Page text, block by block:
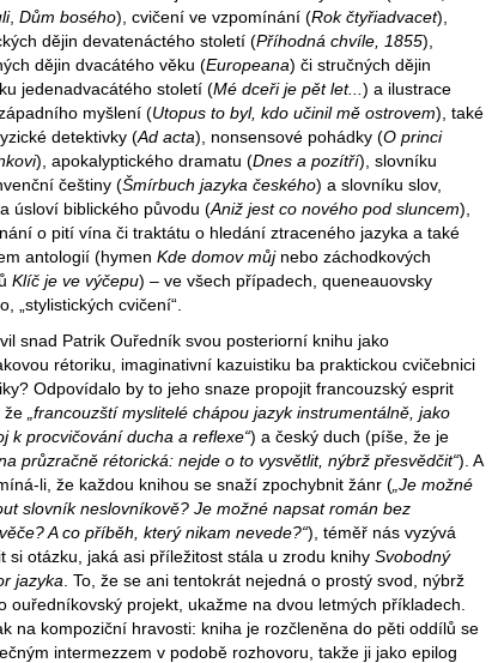
, Dům bosého), cvičení ve vzpomínání (Rok čtyřiadvacet),
dějin devatenáctého století (Příhodná chvíle, 1855),
dějin dvacátého věku (Europeana) či stručných dějin
jedenadvacátého století (Mé dceři je pět let... ) a ilustrace
myšlení (Utopus to byl, kdo učinil mě ostrovem), také
detektivky (Ad acta), nonsensové pohádky (O princi
), apokalyptického dramatu (Dnes a pozítří), slovníku
češtiny (Šmírbuch jazyka českého) a slovníku slov,
úsloví biblického původu (Aniž jest co nového pod sluncem),
o pití vína či traktátu o hledání ztraceného jazyka a také
antologií (hymen Kde domov můjnebo záchodkových
Klíč je ve výčepu) – ve všech případech, queneauovsky
„stylistických cvičení“.
snad Patrik Ouředník svou posteriorní knihu jako
rétoriku, imaginativní kazuistiku ba praktickou cvičebnici
Odpovídalo by to jeho snaze propojit francouzský esprit
že „francouzští myslitelé chápou jazyk instrumentálně, jako
k procvičování ducha a reflexe“) a český duch (píše, že je
průzračně rétorická: nejde o to vysvětlit, nýbrž přesvědčit“). A
li, že každou knihou se snaží zpochybnit žánr ( „Je možné
slovník neslovníkově? Je možné napsat román bez
A co příběh, který nikam nevede?“), téměř nás vyzývá
si otázku, jaká asi příležitost stála u zrodu knihy Svobodný
jazyka . To, že se ani tentokrát nejedná o prostý svod, nýbrž
ouředníkovský projekt, ukažme na dvou letmých příkladech.
na kompoziční hravosti: kniha je rozčleněna do pěti oddílů se
intermezzem v podobě rozhovoru, takže ji jako epilog